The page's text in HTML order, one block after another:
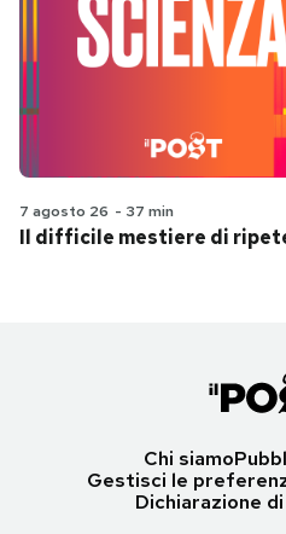
7 agosto 26 - 37 min
Il difficile mestiere di
Chi siamo
Gestisci le
Dichiarazione